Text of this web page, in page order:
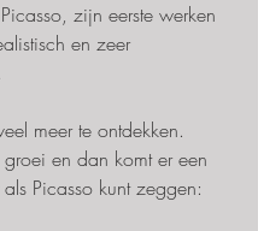
zijn eerste werken
en zeer
meer te ontdekken.
groei en dan komt er een
Picasso kunt zeggen: